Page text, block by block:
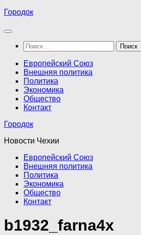
Перейти
содержимому
Городок
Найти:
Европейский Союз
Внешняя политика
Политика
Экономика
Общество
Контакт
Городок
Новости Чехии
Европейский Союз
Внешняя политика
Политика
Экономика
Общество
Контакт
b1932_farna4x